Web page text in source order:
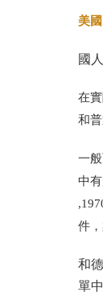
美
國
在
和
一
中
件
和
單